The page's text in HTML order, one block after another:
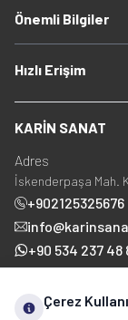
Önemli Bilgiler
Hızlı Erişim
KARİN SANAT
Adres
İskenderpaşa Mah.
+902125325676
+90 534 237 48
Çerez